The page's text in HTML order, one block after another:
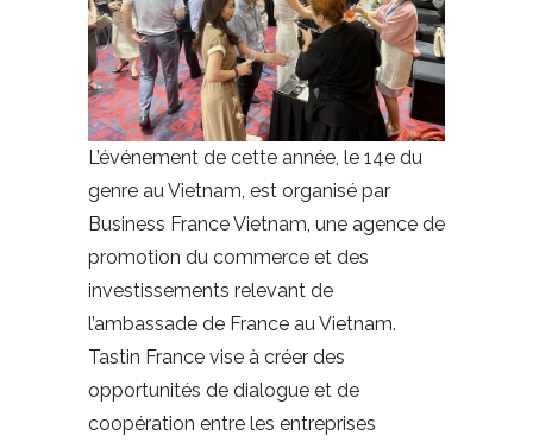
L’événement de cette année, le 14e du
genre au Vietnam, est organisé par
Business France Vietnam, une agence de
promotion du commerce et des
investissements relevant de
l’ambassade de France au Vietnam.
Tastin France vise à créer des
opportunités de dialogue et de
coopération entre les entreprises